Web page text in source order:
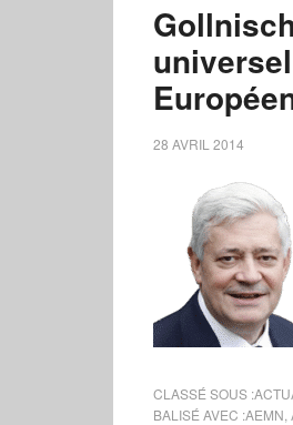
28 AVRIL 2014
CLASSÉ SOUS :
BALISÉ AVEC :AEMN